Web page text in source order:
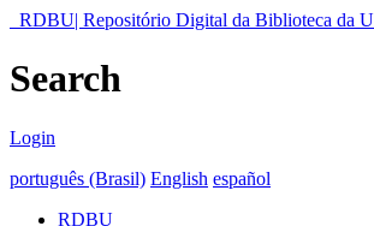
RDBU| Repositório Digital da Biblioteca da
Search
Login
português (Brasil) English español
RDBU